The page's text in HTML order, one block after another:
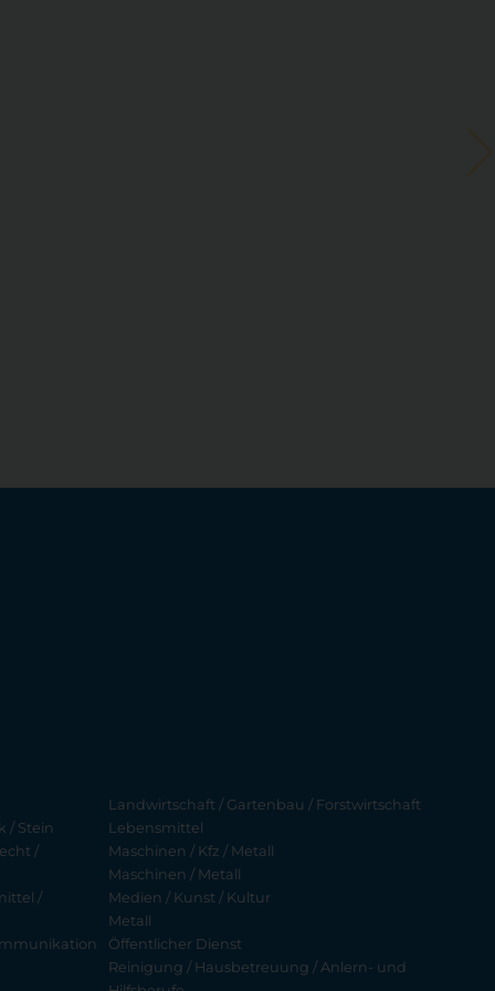
/ Stein
/
/
Landwirtschaft / Gartenbau / Forstwirtschaft
Lebensmittel
Maschinen / Kfz / Metall
Maschinen / Metall
Medien / Kunst / Kultur
Metall
Öffentlicher Dienst
Reinigung / Hausbetreuung / Anlern- und